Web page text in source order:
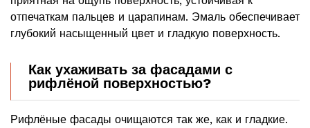
отпечаткам пальцев и царапинам. Эмаль обеспечивает
глубокий насыщенный цвет и гладкую поверхность.
Как ухаживать за фасадами с
рифлёной поверхностью?
Рифлёные фасады очищаются так же, как и гладкие.